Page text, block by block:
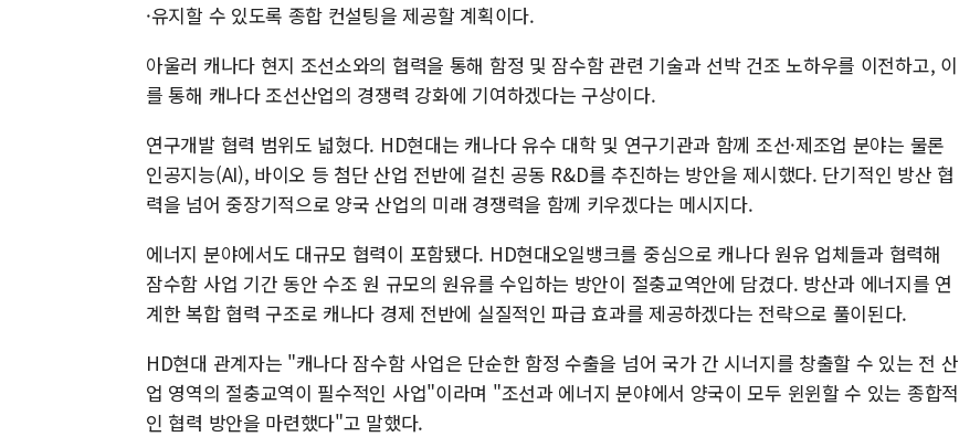
·유지할 수 있도록 종합 컨설팅을 제공할 계획이다.
아울러 캐나다 현지 조선소와의 협력을 통해 함정 및 잠수함 관련 기술과 선박 건조 노하우를 이전하고, 이
를 통해 캐나다 조선산업의 경쟁력 강화에 기여하겠다는 구상이다.
연구개발 협력 범위도 넓혔다. HD현대는 캐나다 유수 대학 및 연구기관과 함께 조선·제조업 분야는 물론
인공지능(AI), 바이오 등 첨단 산업 전반에 걸친 공동 R&D를 추진하는 방안을 제시했다. 단기적인 방산 협
력을 넘어 중장기적으로 양국 산업의 미래 경쟁력을 함께 키우겠다는 메시지다.
에너지 분야에서도 대규모 협력이 포함됐다. HD현대오일뱅크를 중심으로 캐나다 원유 업체들과 협력해
잠수함 사업 기간 동안 수조 원 규모의 원유를 수입하는 방안이 절충교역안에 담겼다. 방산과 에너지를 연
계한 복합 협력 구조로 캐나다 경제 전반에 실질적인 파급 효과를 제공하겠다는 전략으로 풀이된다.
HD현대 관계자는 "캐나다 잠수함 사업은 단순한 함정 수출을 넘어 국가 간 시너지를 창출할 수 있는 전 산
업 영역의 절충교역이 필수적인 사업"이라며 "조선과 에너지 분야에서 양국이 모두 윈윈할 수 있는 종합적
인 협력 방안을 마련했다"고 말했다.